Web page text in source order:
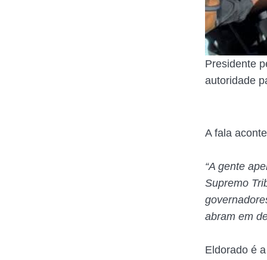
Presidente
autoridade
A fala
“A gente
Supremo
abram em
Eldorado é